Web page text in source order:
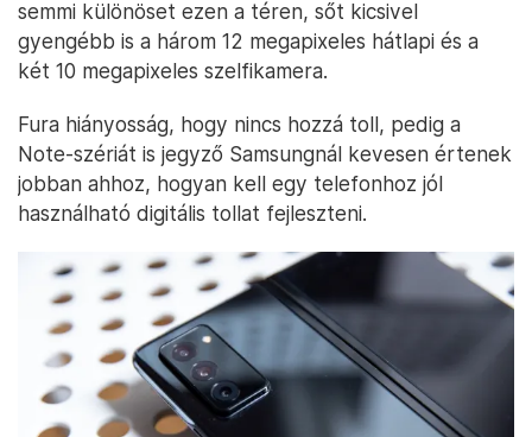
semmi különöset ezen a téren, sőt kicsivel
gyengébb is a három 12 megapixeles hátlapi és a
két 10 megapixeles szelfikamera.
Fura hiányosság, hogy nincs hozzá toll, pedig a
Note-szériát is jegyző Samsungnál kevesen értenek
jobban ahhoz, hogyan kell egy telefonhoz jól
használható digitális tollat fejleszteni.